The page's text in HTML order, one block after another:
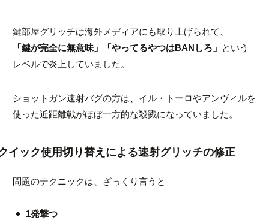
鍵部屋グリッチは海外メディアにも取り上げられて、
「鍵が完全に無意味」「やってるやつはBANしろ」 という
レベルで炎上していました。
ショットガン速射バグの方は、イル・トーロやアンヴィルを
使った近距離戦がほぼ一方的な殺戮になっていました。
イック使用切り替えによる速射グリッチの修正
問題のテクニックは、ざっくり言うと
1発撃つ